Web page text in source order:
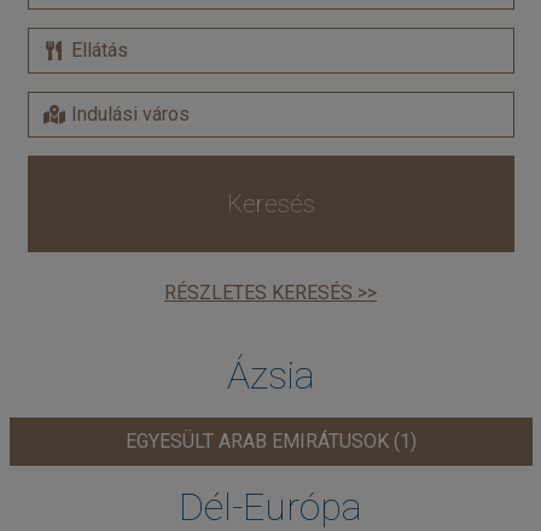
Keresés
RÉSZLETES KERESÉS >>
Ázsia
EGYESÜLT ARAB EMIRÁTUSOK (1)
Dél-Európa